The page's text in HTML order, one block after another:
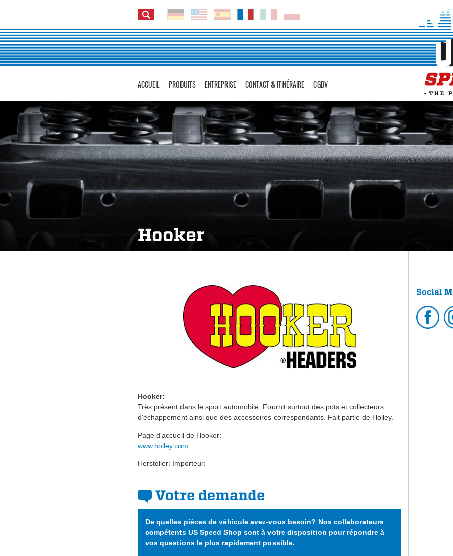
ACCUEIL PRODUITS ENTREPRISE CONTACT & ITINÉRAIRE CGDV
Hooker
Hooker:
Très présent dans le sport automobile. Fournit surtout des pots et collecteurs
d'échappement ainsi que des accessoires correspondants. Fait partie de Holley.
Page d'accueil de Hooker:
www.holley.com
Hersteller: Importeur:
Votre demande
De quelles pièces de véhicule avez-vous besoin? Nos collaborateurs
compétents US Speed Shop sont à votre disposition pour répondre à
vos questions le plus rapidement possible.
Social